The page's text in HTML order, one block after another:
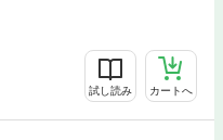
試し読み カートへ